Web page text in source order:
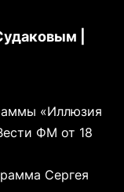
|
«Иллюзия
ФМ от 18
Сергея